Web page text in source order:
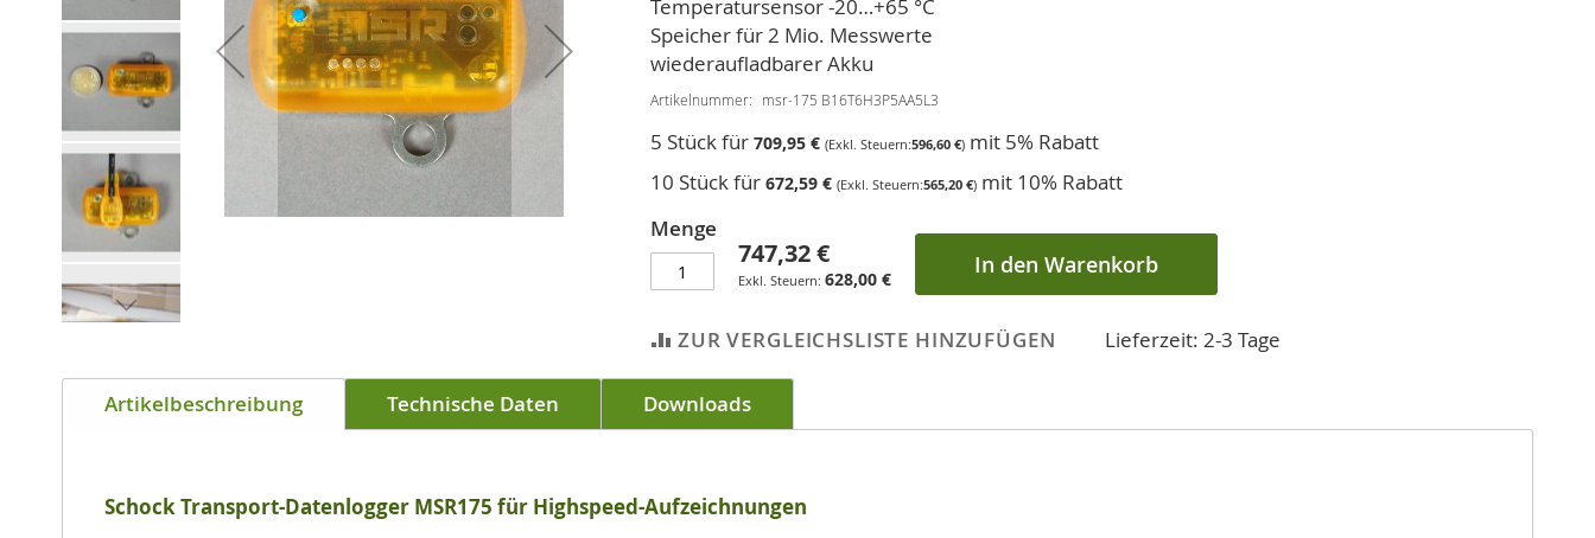
Bildgalerie
Temperatursensor -20…+65 °C
Speicher für 2 Mio. Messwerte
wiederaufladbarer Akku
Artikelnummer msr-175 B16T6H3P5AA5L3
5 Stück für 709,95 € 596,60 € mit 5% Rabatt
10 Stück für 672,59 € 565,20 € mit 10% Rabatt
Menge
747,32 €
628,00 € In den Warenkorb
ZUR VERGLEICHSLISTE HINZUFÜGEN Lieferzeit: 2-3 Tage
Artikelbeschreibung Technische Daten Downloads
Schock Transport-Datenlogger MSR175 für Highspeed-Aufzeichnungen